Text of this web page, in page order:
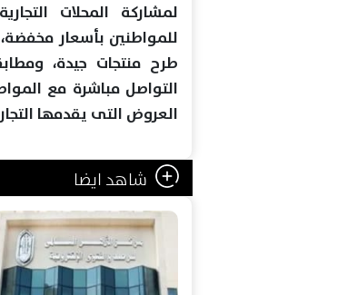
للمواطنين بأسعار
طرح منتجات جيدة،
التواصل مباشرة مع
العروض التى يقدمها
شاهد ايضا